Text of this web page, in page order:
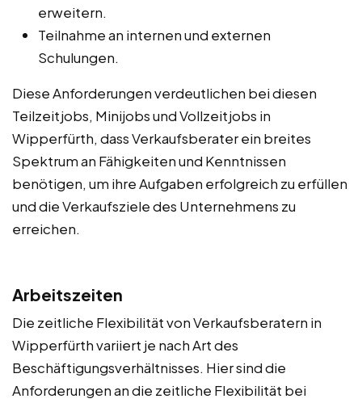
erweitern.
Teilnahme an internen und externen
Schulungen.
Diese Anforderungen verdeutlichen bei diesen
Teilzeitjobs, Minijobs und Vollzeitjobs in
Wipperfürth, dass Verkaufsberater ein breites
Spektrum an Fähigkeiten und Kenntnissen
benötigen, um ihre Aufgaben erfolgreich zu erfüllen
und die Verkaufsziele des Unternehmens zu
erreichen.
Arbeitszeiten
Die zeitliche Flexibilität von Verkaufsberatern in
Wipperfürth variiert je nach Art des
Beschäftigungsverhältnisses. Hier sind die
Anforderungen an die zeitliche Flexibilität bei